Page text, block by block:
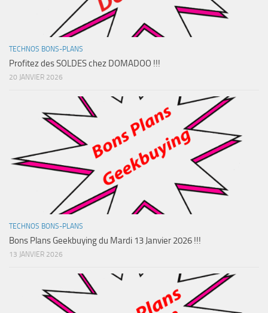
TECHNOS BONS-PLANS
Profitez des SOLDES chez DOMADOO !!!
20 JANVIER 2026
TECHNOS BONS-PLANS
Bons Plans Geekbuying du Mardi 13 Janvier 2026 !!!
13 JANVIER 2026